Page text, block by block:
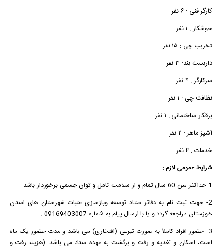
کارگر فنی : ۶ نفر
جوشکار : ۱ نفر
تخریب چی : ۱۵ نفر
داربست بند: ۳ نفر
سرکارگر : ۴ نفر
نظافت چی : ۱ نفر
برقکار ساختمانی : ۱ نفر
آشپز ماهر : ۲ نفر
خدمات : ۴ نفر
شرایط عمومی لازم :
1-حداکثر سن 60 سال تمام و از سلامت کامل و توان جسمی برخوردار باشد .
2- جهت ثبت نام به دفاتر ستاد توسعه وبازسازی عتبات شهرستان های استان
خوزستان مراجعه گردد و یا با ارسال پیام به شماره 09169403007 .
3- حضور افراد کاملاً به صورت تبرعی (افتخاری) می باشد و مدت حضور یک ماه
است، اسکان و تغذیه و رفت و برگشت به عهده ستاد می باشد .(هزینه رفت و